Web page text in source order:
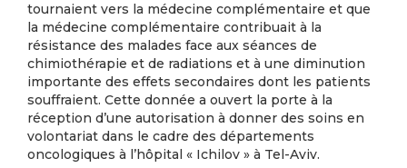
tournaient vers la médecine complémentaire et que
la médecine complémentaire contribuait à la
résistance des malades face aux séances de
chimiothérapie et de radiations et à une diminution
importante des effets secondaires dont les patients
souffraient. Cette donnée a ouvert la porte à la
réception d’une autorisation à donner des soins en
volontariat dans le cadre des départements
oncologiques à l’hôpital « Ichilov » à Tel-Aviv.